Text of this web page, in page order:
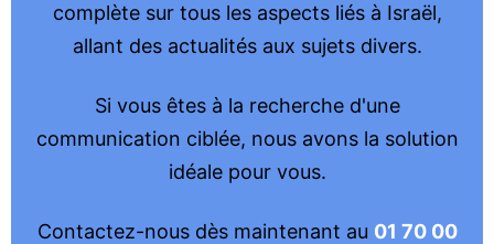
complète sur tous les aspects liés à Israël,
allant des actualités aux sujets divers.
Si vous êtes à la recherche d'une
communication ciblée, nous avons la solution
idéale pour vous.
Contactez-nous dès maintenant au 01 70 00